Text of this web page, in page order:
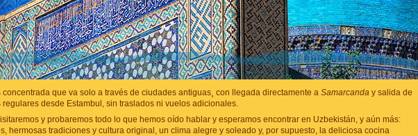
concentrada que va solo a través de ciudades antiguas¸ con llegada directamente a Samarcanda y salida de
regulares desde Estambul, sin traslados ni vuelos adicionales.
y probaremos todo lo que hemos oído hablar y esperamos encontrar en Uzbekistán, y aún más:
hermosas tradiciones y cultura original, un clima alegre y soleado y, por supuesto, la deliciosa cocina